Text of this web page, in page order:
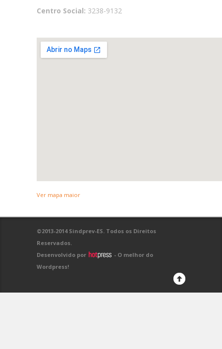
Centro Social: 3238-9132
Ver mapa maior
©2013-2014 Sindprev-ES. Todos os Direitos
Reservados.
Desenvolvido por
- O melhor do
Wordpress!